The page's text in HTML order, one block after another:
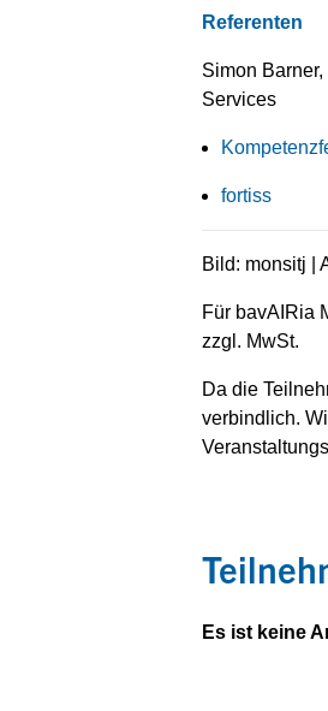
Referenten
Simon
Services
fortiss
Bild: monsitj |
Für bavAIRia
zzgl. MwSt.
Da die
verbindlich.
Es ist keine